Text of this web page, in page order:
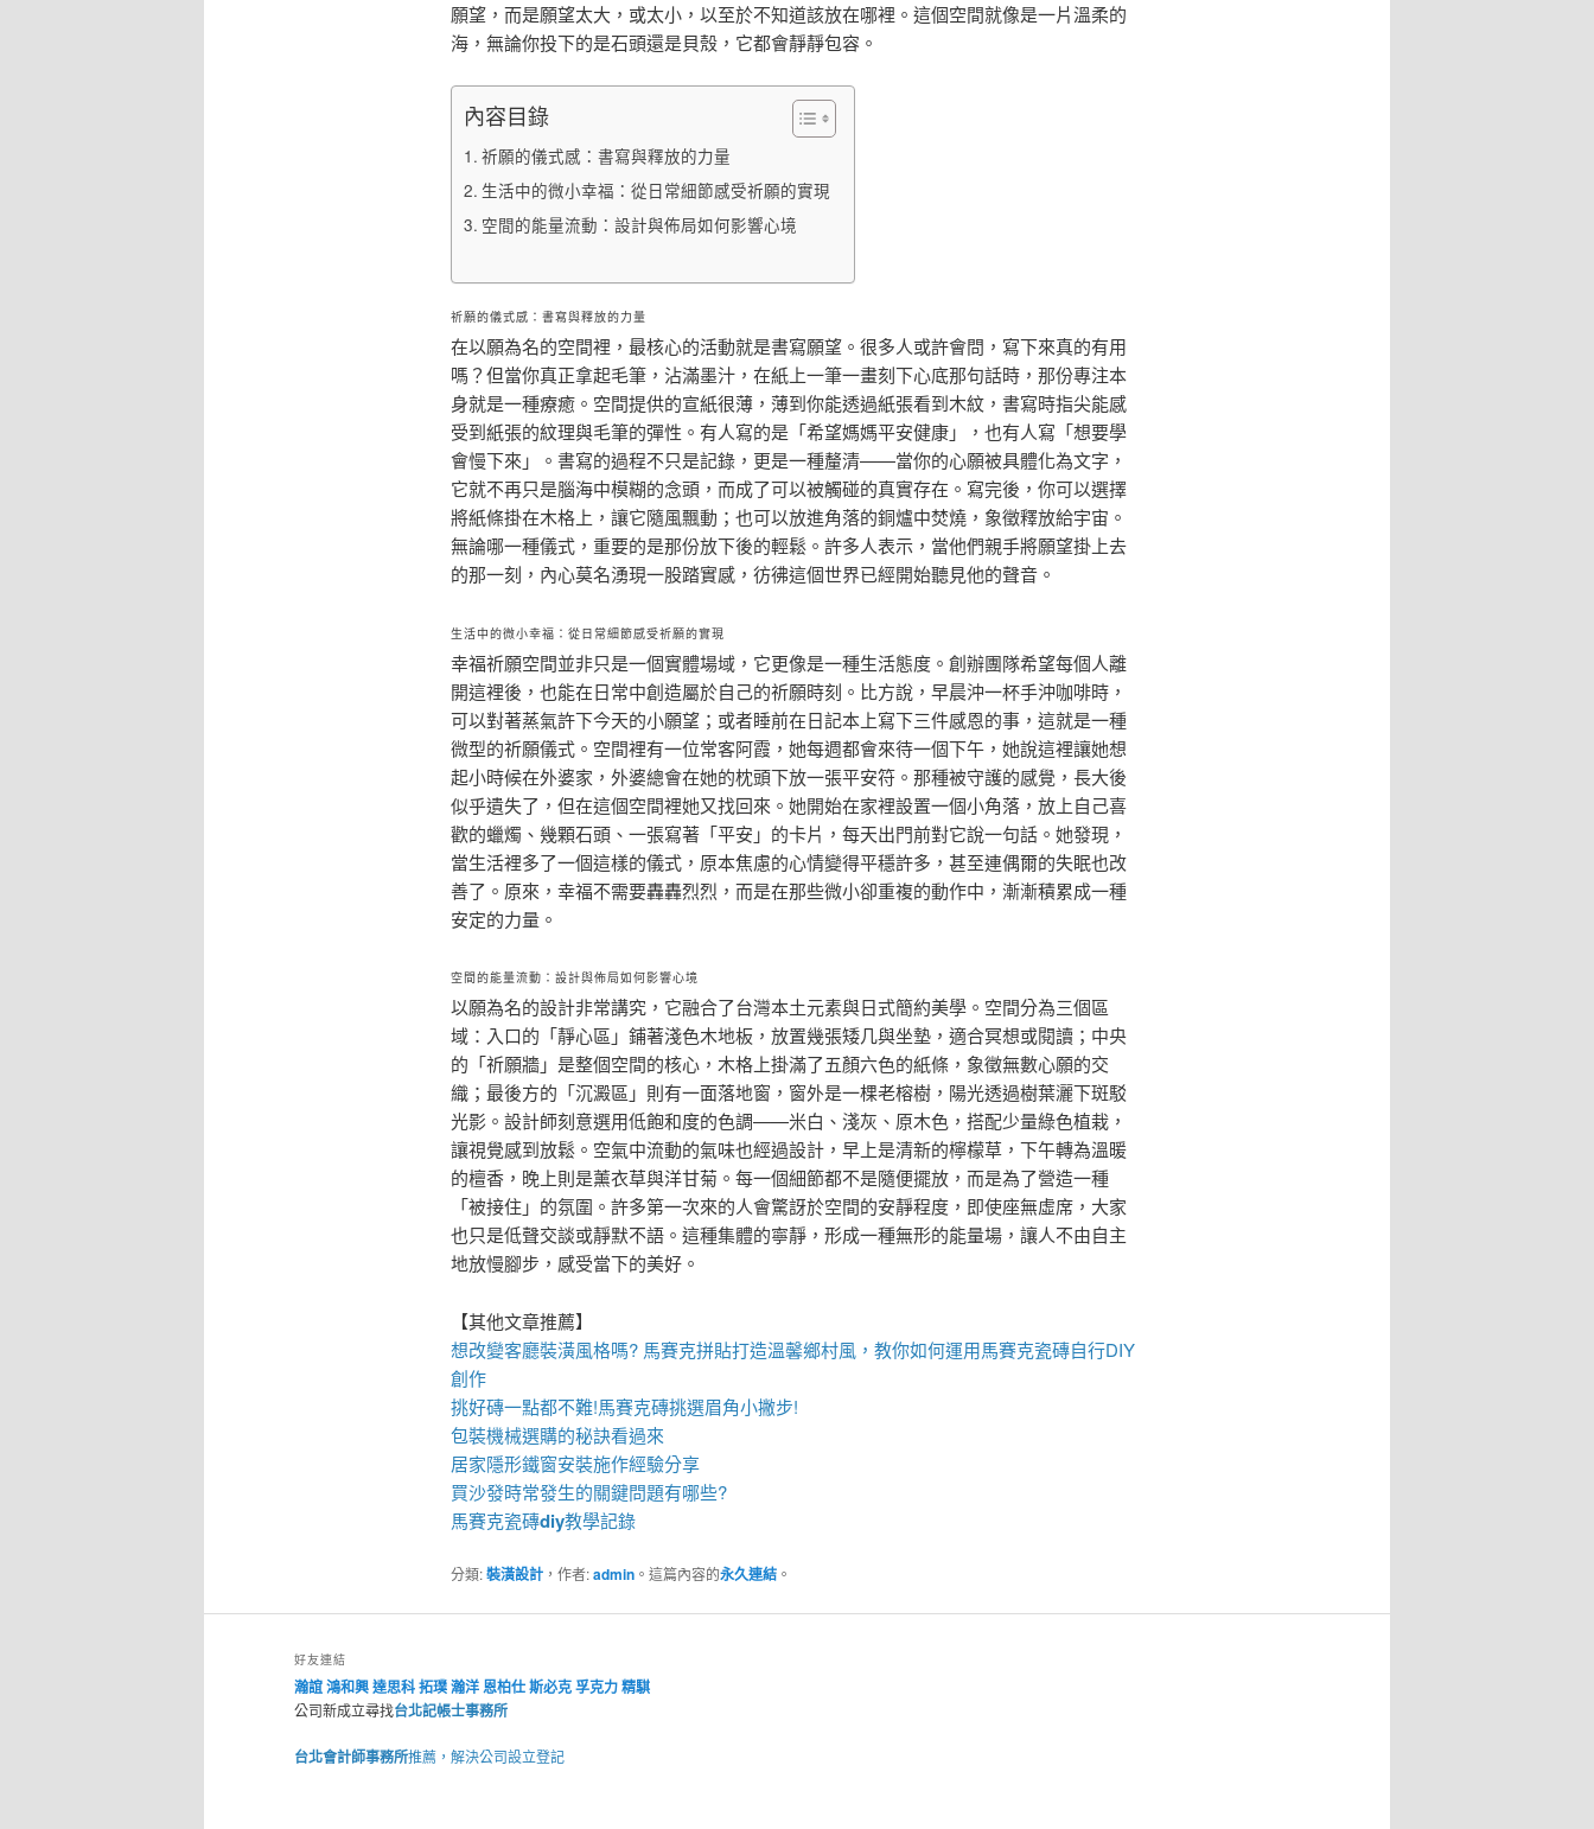
願望，而是願望太大，或太小，以至於不知道該放在哪裡。這個空間就像是一片溫柔的
海，無論你投下的是石頭還是貝殼，它都會靜靜包容。
內容目錄
祈願的儀式感：書寫與釋放的力量
生活中的微小幸福：從日常細節感受祈願的實現
空間的能量流動：設計與佈局如何影響心境
祈願的儀式感：書寫與釋放的力量
在以願為名的空間裡，最核心的活動就是書寫願望。很多人或許會問，寫下來真的有用
嗎？但當你真正拿起毛筆，沾滿墨汁，在紙上一筆一畫刻下心底那句話時，那份專注本
身就是一種療癒。空間提供的宣紙很薄，薄到你能透過紙張看到木紋，書寫時指尖能感
受到紙張的紋理與毛筆的彈性。有人寫的是「希望媽媽平安健康」，也有人寫「想要學
會慢下來」。書寫的過程不只是記錄，更是一種釐清——當你的心願被具體化為文字，
它就不再只是腦海中模糊的念頭，而成了可以被觸碰的真實存在。寫完後，你可以選擇
將紙條掛在木格上，讓它隨風飄動；也可以放進角落的銅爐中焚燒，象徵釋放給宇宙。
無論哪一種儀式，重要的是那份放下後的輕鬆。許多人表示，當他們親手將願望掛上去
的那一刻，內心莫名湧現一股踏實感，彷彿這個世界已經開始聽見他的聲音。
生活中的微小幸福：從日常細節感受祈願的實現
幸福祈願空間並非只是一個實體場域，它更像是一種生活態度。創辦團隊希望每個人離
開這裡後，也能在日常中創造屬於自己的祈願時刻。比方說，早晨沖一杯手沖咖啡時，
可以對著蒸氣許下今天的小願望；或者睡前在日記本上寫下三件感恩的事，這就是一種
微型的祈願儀式。空間裡有一位常客阿霞，她每週都會來待一個下午，她說這裡讓她想
起小時候在外婆家，外婆總會在她的枕頭下放一張平安符。那種被守護的感覺，長大後
似乎遺失了，但在這個空間裡她又找回來。她開始在家裡設置一個小角落，放上自己喜
歡的蠟燭、幾顆石頭、一張寫著「平安」的卡片，每天出門前對它說一句話。她發現，
當生活裡多了一個這樣的儀式，原本焦慮的心情變得平穩許多，甚至連偶爾的失眠也改
善了。原來，幸福不需要轟轟烈烈，而是在那些微小卻重複的動作中，漸漸積累成一種
安定的力量。
空間的能量流動：設計與佈局如何影響心境
以願為名的設計非常講究，它融合了台灣本土元素與日式簡約美學。空間分為三個區
域：入口的「靜心區」鋪著淺色木地板，放置幾張矮几與坐墊，適合冥想或閱讀；中央
的「祈願牆」是整個空間的核心，木格上掛滿了五顏六色的紙條，象徵無數心願的交
織；最後方的「沉澱區」則有一面落地窗，窗外是一棵老榕樹，陽光透過樹葉灑下斑駁
光影。設計師刻意選用低飽和度的色調——米白、淺灰、原木色，搭配少量綠色植栽，
讓視覺感到放鬆。空氣中流動的氣味也經過設計，早上是清新的檸檬草，下午轉為溫暖
的檀香，晚上則是薰衣草與洋甘菊。每一個細節都不是隨便擺放，而是為了營造一種
「被接住」的氛圍。許多第一次來的人會驚訝於空間的安靜程度，即使座無虛席，大家
也只是低聲交談或靜默不語。這種集體的寧靜，形成一種無形的能量場，讓人不由自主
地放慢腳步，感受當下的美好。
【其他文章推薦】
想改變客廳裝潢風格嗎? 馬賽克拼貼打造溫馨鄉村風，教你如何運用馬賽克瓷磚自行DIY
創作
挑好磚一點都不難!馬賽克磚挑選眉角小撇步!
包裝機械選購的秘訣看過來
居家隱形鐵窗安裝施作經驗分享
買沙發時常發生的關鍵問題有哪些?
馬賽克瓷磚diy教學記錄
分類:裝潢設計，作者:admin。這篇內容的永久連結。
好友連結
瀚誼鴻和興達思科拓璞瀚洋恩柏仕斯必克孚克力精騏
公司新成立尋找台北記帳士事務所
台北會計師事務所推薦，解決公司設立登記